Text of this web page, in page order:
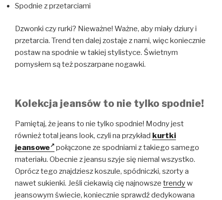
Spodnie z przetarciami
Dzwonki czy rurki? Nieważne! Ważne, aby miały dziury i
przetarcia. Trend ten dalej zostaje z nami, więc koniecznie
postaw na spodnie w takiej stylistyce. Świetnym
pomysłem są też poszarpane nogawki.
Kolekcja jeansów to nie tylko spodnie!
Pamiętaj, że jeans to nie tylko spodnie! Modny jest
również total jeans look, czyli na przykład kurtki
jeansowe
połączone ze spodniami z takiego samego
materiału. Obecnie z jeansu szyje się niemal wszystko.
Oprócz tego znajdziesz koszule, spódniczki, szorty a
nawet sukienki. Jeśli ciekawią cię najnowsze trendyw
jeansowym świecie, koniecznie sprawdź dedykowana